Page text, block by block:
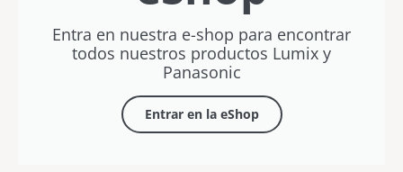
Entra en nuestra e-shop para encontrar
todos nuestros productos Lumix y
Panasonic
Entrar en la eShop